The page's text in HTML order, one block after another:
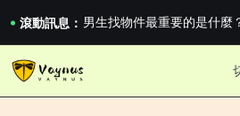
滾動訊息： 男生找物件最重要的是什麼
2026澳網男單收官：全滿
《巔峰守衛 Highguard》正